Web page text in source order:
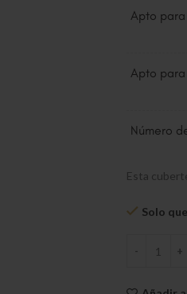
Apto
Apto
Número
Esta
Solo
Neufaden